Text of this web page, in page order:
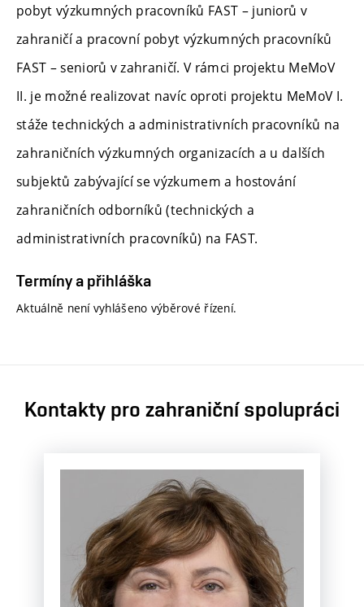
pobyt výzkumných pracovníků FAST – juniorů v
zahraničí a pracovní pobyt výzkumných pracovníků
FAST – seniorů v zahraničí. V rámci projektu MeMoV
II. je možné realizovat navíc oproti projektu MeMoV I.
stáže technických a administrativních pracovníků na
zahraničních výzkumných organizacích a u dalších
subjektů zabývající se výzkumem a hostování
zahraničních odborníků (technických a
administrativních pracovníků) na FAST.
Termíny a přihláška
Aktuálně není vyhlášeno výběrové řízení.
Kontakty pro zahraniční spolupráci